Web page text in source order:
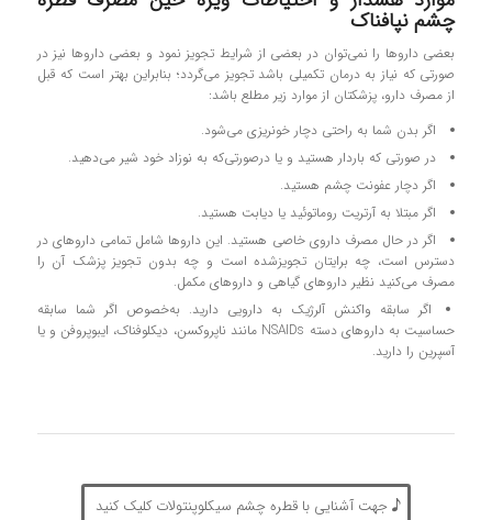
چشم نپافناک
بعضی دارو‌ها را نمی‌توان در بعضی از شرایط تجویز نمود و بعضی دارو‌ها نیز در
صورتی که نیاز به درمان تکمیلی باشد تجویز می‌گردد؛ بنابراین بهتر است که قبل
از مصرف دارو، پزشکتان از موارد زیر مطلع باشد:
اگر بدن شما به راحتی دچار خونریزی می‌شود.
در صورتی‌ که باردار هستید و یا درصورتی‌که به نوزاد خود شیر می‌دهید.
اگر دچار عفونت چشم هستید.
اگر مبتلا به آرتریت روماتوئید یا دیابت هستید.
اگر در حال مصرف داروی خاصی هستید. این داروها شامل تمامی داروهای در
دسترس است، چه برایتان تجویزشده است و چه بدون تجویز پزشک آن را
مصرف می‌کنید نظیر داروهای گیاهی و داروهای مکمل.
اگر سابقه واکنش آلرژیک به دارویی دارید. به‌خصوص اگر شما سابقه
حساسیت به داروهای دسته NSAIDs مانند ناپروکسن، دیکلوفناک، ایبوپروفن و یا
آسپرین را دارید.
جهت آشنایی با قطره چشم سیکلوپنتولات کلیک کنید